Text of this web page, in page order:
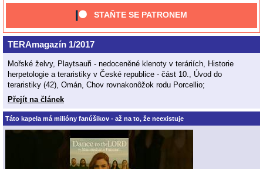
STAŇTE SE PATRONEM
TERAmagazín 1/2017
Mořské želvy, Playtsauři - nedoceněné klenoty v teráriích, Historie
herpetologie a teraristiky v České republice - část 10., Úvod do
teraristiky (42), Omán, Chov rovnakonôžok rodu Porcellio;
Přejít na článek
Táto kapela má milióny fanúšikov - až na to, že neexistuje